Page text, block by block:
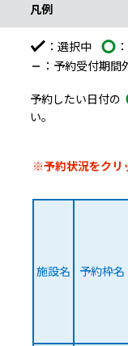
凡例
：選択中
：予約受付期間
予約したい日付の
い。
施設と日付の予
予約カレンダー
※予約状況をクリ
施設名 予約枠名